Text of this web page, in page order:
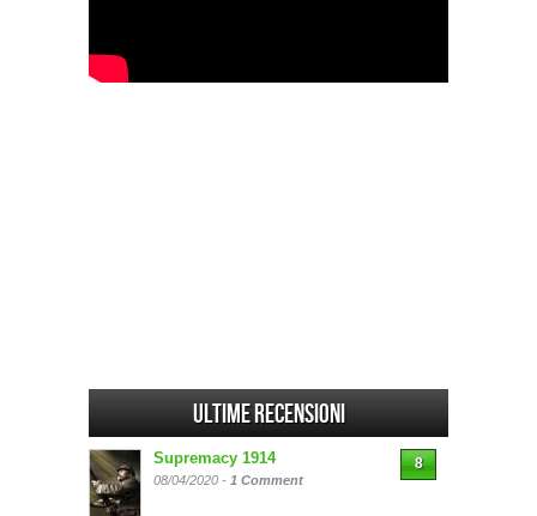
Ultime Recensioni
Supremacy 1914
08/04/2020 - 1 Comment
8